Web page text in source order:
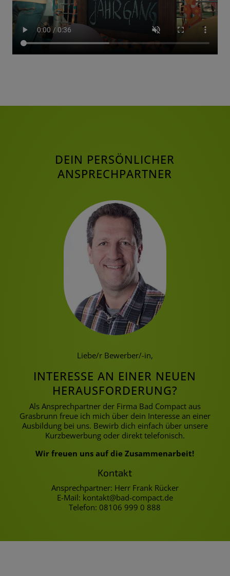
DEIN PERSÖNLICHER
ANSPRECHPARTNER
Liebe/r Bewerber/-in,
INTERESSE AN EINER NEUEN
HERAUSFORDERUNG?
Als Ansprechpartner der Firma Bad Compact aus
Grasbrunn freue ich mich über dein Interesse an einer
Ausbildung bei uns. Bewirb dich einfach über unsere
Kurzbewerbung oder direkt telefonisch.
Wir freuen uns auf die Zusammenarbeit!
Kontakt
Ansprechpartner: Herr Frank Rücker
E-Mail: kontakt@bad-compact.de
Telefon: 08106 999 0 888